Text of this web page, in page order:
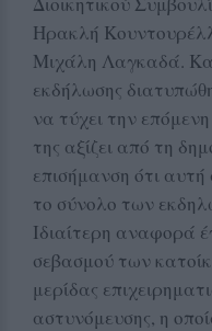
Ηρακλή
Μιχάλη Λαγκαδά.
εκδήλωσης
να τύχει την
της αξίζει από τη
επισήμανση ότι
το σύνολο των
Ιδιαίτερη αναφορά
σεβασμού των
μερίδας
αστυνόμευσης, η